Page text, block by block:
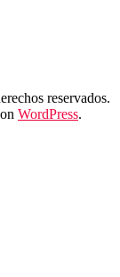
reservados.
WordPress.